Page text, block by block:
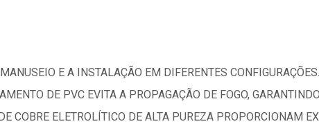
E A INSTALAÇÃO EM DIFERENTES CONFIGURAÇÕES.
DE PVC EVITA A PROPAGAÇÃO DE FOGO,
COBRE ELETROLÍTICO DE ALTA PUREZA PROPORCIONAM